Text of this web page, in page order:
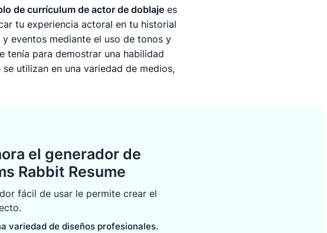
de currículum de actor de doblaje es
tu experiencia actoral en tu historial
eventos mediante el uso de tonos y
tenía para demostrar una habilidad
utilizan en una variedad de medios,
el generador de
Rabbit Resume
fácil de usar le permite crear el
variedad de diseños profesionales.